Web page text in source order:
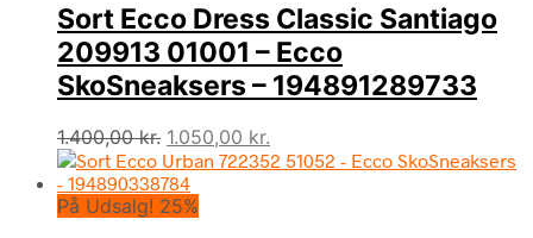
Sort Ecco Dress Classic Santiago
209913 01001 – Ecco
SkoSneaksers – 194891289733
1.400,00kr. Den
oprindelige
pris
var:
1.050,00 kr.
aktuelle
På Udsalg! 25%